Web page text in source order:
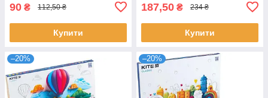
90 ₴ 112,50 ₴
Купити
187,50 ₴ 234 ₴
Купити
–20% –20%